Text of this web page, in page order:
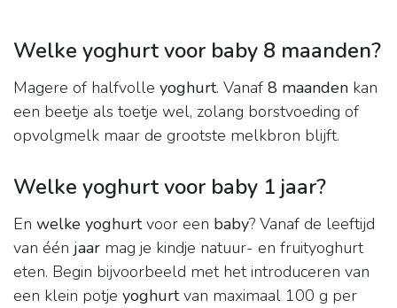
Welke yoghurt voor baby 8 maanden?
Magere of halfvolle yoghurt. Vanaf 8 maanden kan
een beetje als toetje wel, zolang borstvoeding of
opvolgmelk maar de grootste melkbron blijft.
Welke yoghurt voor baby 1 jaar?
En welke yoghurtvoor een baby? Vanaf de leeftijd
van één jaar mag je kindje natuur- en fruityoghurt
eten. Begin bijvoorbeeld met het introduceren van
een klein potje yoghurtvan maximaal 100 g per